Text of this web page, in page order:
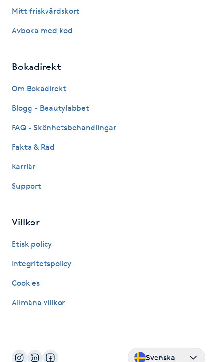
Headspa
Herrklippning
Hollywood Peel
Hot Stone Massage
Hudvård
Hyaluronsyra
Mitt friskvårdskort
Avboka med kod
Bokadirekt
Om Bokadirekt
Blogg - Beautylabbet
FAQ - Skönhetsbehandlingar
Fakta & Råd
Karriär
Support
Villkor
Etisk policy
Integritetspolicy
Cookies
Allmäna villkor
Svenska